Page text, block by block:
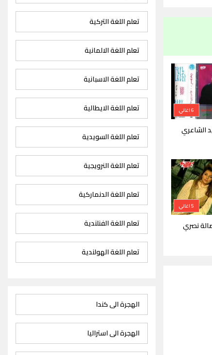
6 اغاني
الشاعري
5 اغاني
نصري
تعلم اللغة التركية
تعلم اللغة الالمانية
تعلم اللغة الاسبانية
تعلم اللغة الايطالية
تعلم اللغة السويدية
تعلم اللغة النرويجية
تعلم اللغة الدنماركية
تعلم اللغة الفنلندية
تعلم اللغة الهولندية
الهجرة الى كندا
الهجرة الى استراليا